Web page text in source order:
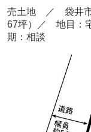
売土地 ／ 袋井
67坪）
／ 地目
期：相談